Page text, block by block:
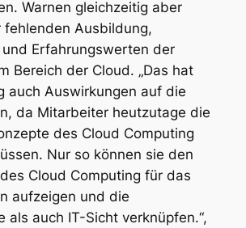
Warnen gleichzeitig aber
fehlenden Ausbildung,
und Erfahrungswerten der
Bereich der Cloud. „Das hat
auch Auswirkungen auf die
da Mitarbeiter heutzutage die
des Cloud Computing
Nur so können sie den
Cloud Computing für das
aufzeigen und die
als auch IT-Sicht verknüpfen.“,